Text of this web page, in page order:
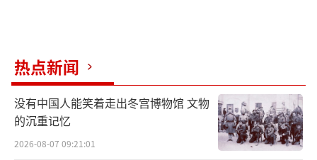
热点新闻
没有中国人能笑着走出冬宫博物馆 文物
的沉重记忆
2026-08-07 09:21:01